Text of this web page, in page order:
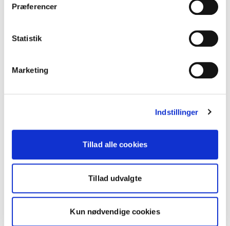
Præferencer
Statistik
Marketing
Indstillinger
Tillad alle cookies
Tillad udvalgte
Kun nødvendige cookies